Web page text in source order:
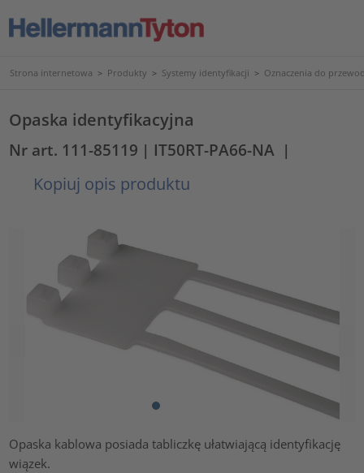
Strona internetowa > Produkty > Systemy identyfikacji > Oznaczenia do
Opaska identyfikacyjna
Nr art. 111-85119 | IT50RT-PA66-NA |
Kopiuj opis produktu
Opaska kablowa posiada tabliczkę ułatwiającą identyfikację
wiązek.